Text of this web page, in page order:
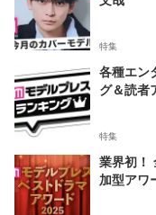
特集
各種エン
グ＆読者
特集
業界初！
加型アワ